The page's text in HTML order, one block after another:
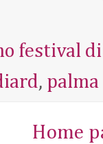
festival di
,
Home